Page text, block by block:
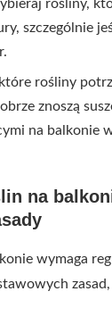
rośliny,
szczególnie
rośliny
znoszą
na balkonie
na
wymaga